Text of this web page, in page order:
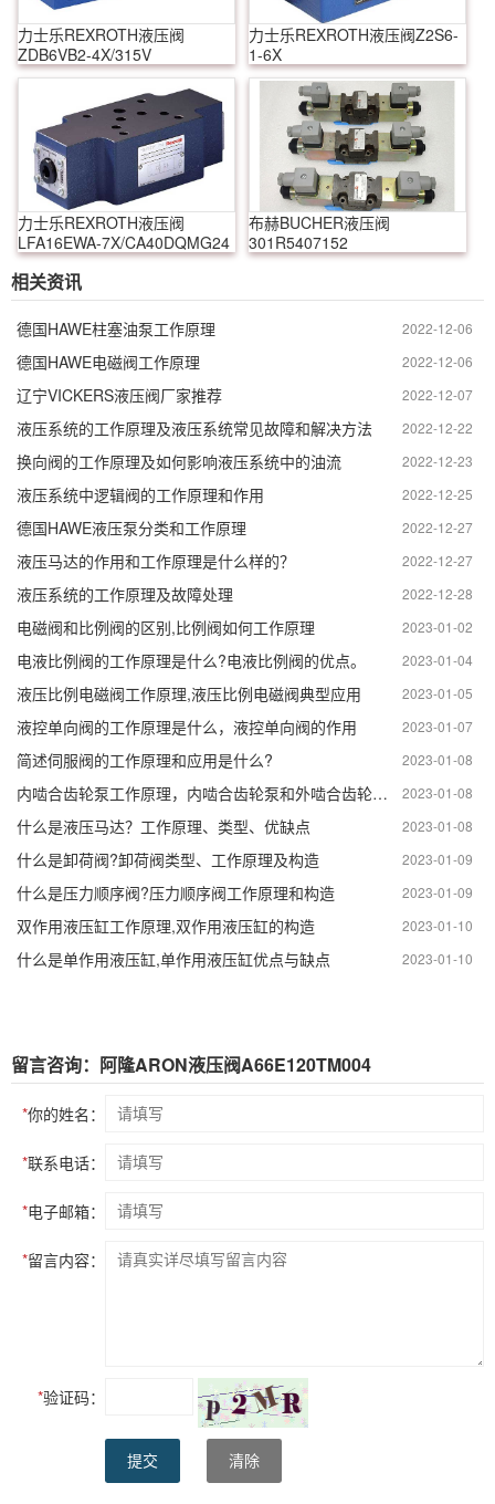
力士乐REXROTH液压阀
ZDB6VB2-4X/315V
力士乐REXROTH液压阀Z2S6-
1-6X
力士乐REXROTH液压阀
LFA16EWA-7X/CA40DQMG24
布赫BUCHER液压阀
301R5407152
相关资讯
2022-12-06
德国HAWE柱塞油泵工作原理
2022-12-06
德国HAWE电磁阀工作原理
2022-12-07
辽宁VICKERS液压阀厂家推荐
2022-12-22
液压系统的工作原理及液压系统常见故障和解决方法
2022-12-23
换向阀的工作原理及如何影响液压系统中的油流
2022-12-25
液压系统中逻辑阀的工作原理和作用
2022-12-27
德国HAWE液压泵分类和工作原理
2022-12-27
液压马达的作用和工作原理是什么样的？
2022-12-28
液压系统的工作原理及故障处理
2023-01-02
电磁阀和比例阀的区别,比例阀如何工作原理
2023-01-04
电液比例阀的工作原理是什么?电液比例阀的优点。
2023-01-05
液压比例电磁阀工作原理,液压比例电磁阀典型应用
2023-01-07
液控单向阀的工作原理是什么，液控单向阀的作用
2023-01-08
简述伺服阀的工作原理和应用是什么?
2023-01-08
内啮合齿轮泵工作原理，内啮合齿轮泵和外啮合齿轮泵的区别
2023-01-08
什么是液压马达？工作原理、类型、优缺点
2023-01-09
什么是卸荷阀?卸荷阀类型、工作原理及构造
2023-01-09
什么是压力顺序阀?压力顺序阀工作原理和构造
2023-01-10
双作用液压缸工作原理,双作用液压缸的构造
2023-01-10
什么是单作用液压缸,单作用液压缸优点与缺点
留言咨询：阿隆ARON液压阀A66E120TM004
*你的姓名：
*联系电话：
*电子邮箱：
*留言内容：
*验证码：
提交 清除